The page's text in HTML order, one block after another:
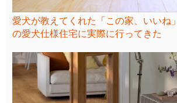
愛犬が教えてくれた「この家、いいね
の愛犬仕様住宅に実際に行ってきた